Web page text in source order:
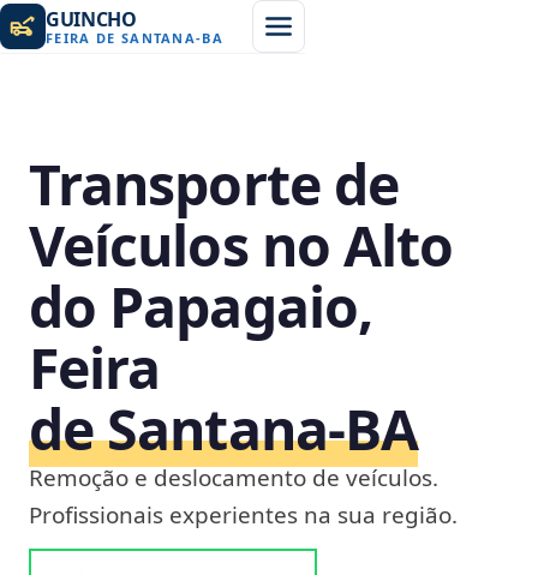
GUINCHO
FEIRA DE SANTANA-BA
Transporte de
Veículos no Alto
do Papagaio,
Feira
de Santana‑BA
Remoção e deslocamento de veículos.
Profissionais experientes na sua região.